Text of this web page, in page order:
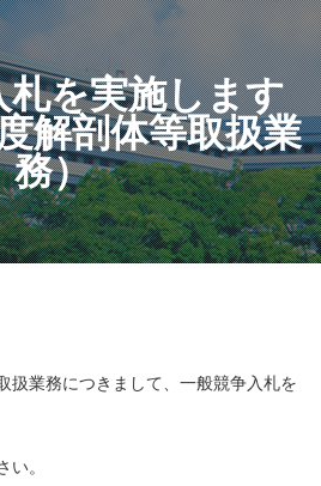
を実施します
解剖体等取扱業
務）
扱業務につきまして、一般競争入札を
い。